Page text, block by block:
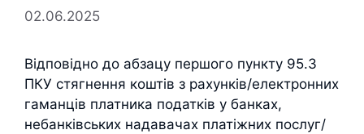
02.06.2025
Відповідно до абзацу першого пункту 95.3
ПКУ стягнення коштів з рахунків/електронних
гаманців платника податків у банках,
небанківських надавачах платіжних послуг/